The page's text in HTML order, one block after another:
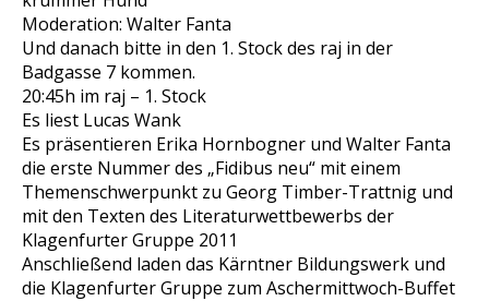
Moderation: Walter Fanta
Und danach bitte in den 1. Stock des raj in der
Badgasse 7 kommen.
20:45h im raj – 1. Stock
Es liest Lucas Wank
Es präsentieren Erika Hornbogner und Walter Fanta
die erste Nummer des „Fidibus neu“ mit einem
Themenschwerpunkt zu Georg Timber-Trattnig und
mit den Texten des Literaturwettbewerbs der
Klagenfurter Gruppe 2011
Anschließend laden das Kärntner Bildungswerk und
die Klagenfurter Gruppe zum Aschermittwoch-Buffet